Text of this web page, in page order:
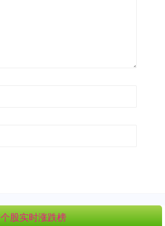
个股实时涨跌榜